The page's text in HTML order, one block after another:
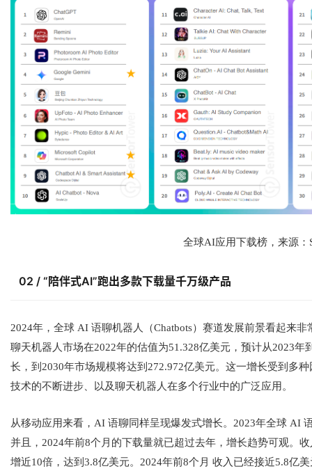
全球AI应用下载榜，来源：
02 / “陪伴式AI”跑出多款下载量千万级产品
2024年，全球 AI 语聊机器人（Chatbots）赛道发展前景看起来非
聊天机器人市场在2022年的估值为51.328亿美元，预计从2023年
长，到2030年市场规模将达到272.972亿美元。这一增长受到多
技术的不断进步、以及聊天机器人在多个行业中的广泛应用。
从移动应用来看，AI 语聊同样呈现爆发式增长。2023年全球 AI
并且，2024年前8个月的下载量就已超过去年，增长趋势可观。
增近10倍，达到3.8亿美元。2024年前8个月 收入已经接近5.8亿